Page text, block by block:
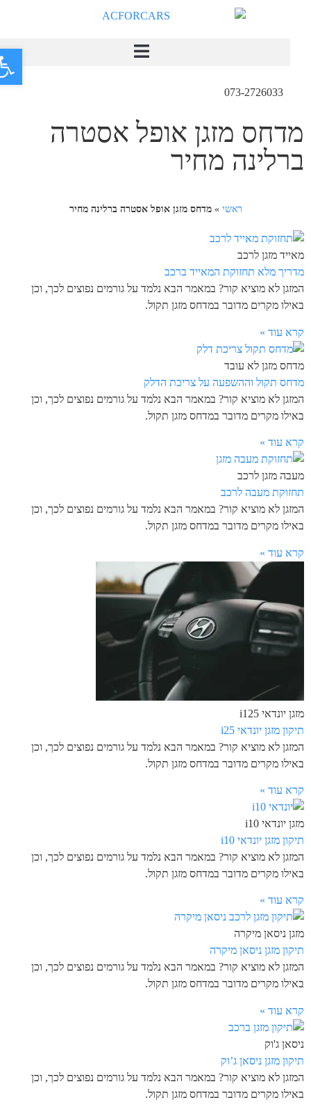
073-2726033
מדחס מזגן אופל אסטרה
ברלינה מחיר
ראשי»מדחס מזגן אופל אסטרה ברלינה מחיר
מאייד מזגן לרכב
מדריך מלא תחזוקת המאייד ברכב
המזגן לא מוציא קור? במאמר הבא נלמד על גורמים נפוצים לכך, וכן
באילו מקרים מדובר במדחס מזגן תקול.
קרא עוד »
מדחס מזגן לא עובד
מדחס תקול וההשפעה על צריכת הדלק
המזגן לא מוציא קור? במאמר הבא נלמד על גורמים נפוצים לכך, וכן
באילו מקרים מדובר במדחס מזגן תקול.
קרא עוד »
מעבה מזגן לרכב
תחזוקת מעבה לרכב
המזגן לא מוציא קור? במאמר הבא נלמד על גורמים נפוצים לכך, וכן
באילו מקרים מדובר במדחס מזגן תקול.
קרא עוד »
מזגן יונדאי i125
תיקון מזגן יונדאי i25
המזגן לא מוציא קור? במאמר הבא נלמד על גורמים נפוצים לכך, וכן
באילו מקרים מדובר במדחס מזגן תקול.
קרא עוד »
מזגן יונדאי i10
תיקון מזגן יונדאי i10
המזגן לא מוציא קור? במאמר הבא נלמד על גורמים נפוצים לכך, וכן
באילו מקרים מדובר במדחס מזגן תקול.
קרא עוד »
מזגן ניסאן מיקרה
תיקון מזגן ניסאן מיקרה
המזגן לא מוציא קור? במאמר הבא נלמד על גורמים נפוצים לכך, וכן
באילו מקרים מדובר במדחס מזגן תקול.
קרא עוד »
ניסאן ג'וק
תיקון מזגן ניסאן ג’וק
המזגן לא מוציא קור? במאמר הבא נלמד על גורמים נפוצים לכך, וכן
באילו מקרים מדובר במדחס מזגן תקול.